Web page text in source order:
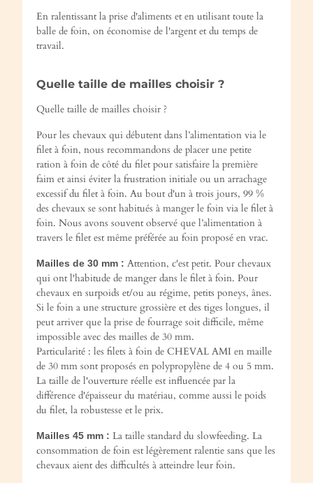
En ralentissant la prise d'aliments et en utilisant toute la
balle de foin, on économise de l'argent et du temps de
travail.
Quelle taille de mailles choisir ?
Quelle taille de mailles choisir ?
Pour les chevaux qui débutent dans l’alimentation via le
filet à foin, nous recommandons de placer une petite
ration à foin de côté du filet pour satisfaire la première
faim et ainsi éviter la frustration initiale ou un arrachage
excessif du filet à foin. Au bout d'un à trois jours, 99 %
des chevaux se sont habitués à manger le foin via le filet à
foin. Nous avons souvent observé que l’alimentation à
travers le filet est même préférée au foin proposé en vrac.
Mailles de 30 mm : Attention, c'est petit. Pour chevaux
qui ont l'habitude de manger dans le filet à foin. Pour
chevaux en surpoids et/ou au régime, petits poneys, ânes.
Si le foin a une structure grossière et des tiges longues, il
peut arriver que la prise de fourrage soit difficile, même
impossible avec des mailles de 30 mm.
Particularité : les filets à foin de CHEVAL AMI en maille
de 30 mm sont proposés en polypropylène de 4 ou 5 mm.
La taille de l'ouverture réelle est influencée par la
différence d'épaisseur du matériau, comme aussi le poids
du filet, la robustesse et le prix.
Mailles 45 mm : La taille standard du slowfeeding. La
consommation de foin est légèrement ralentie sans que les
chevaux aient des difficultés à atteindre leur foin.